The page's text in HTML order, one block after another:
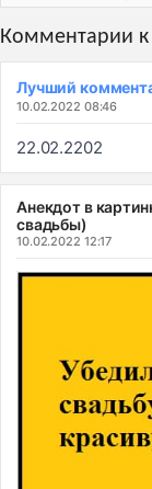
Комментарии к
Лучший
10.02.2022 08:46
22.02.2202
Анекдот в
свадьбы)
10.02.2022 12:17